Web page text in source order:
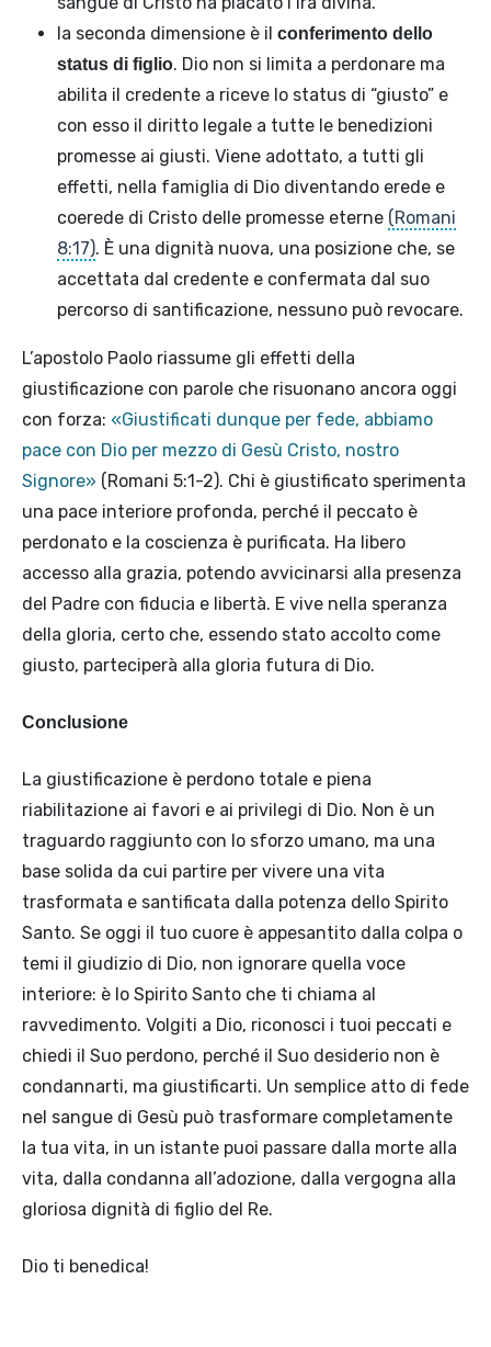
la seconda dimensione è il conferimento dello
status di figlio. Dio non si limita a perdonare ma
abilita il credente a riceve lo status di “giusto” e
con esso il diritto legale a tutte le benedizioni
promesse ai giusti. Viene adottato, a tutti gli
effetti, nella famiglia di Dio diventando erede e
coerede di Cristo delle promesse eterne (Romani
8:17). È una dignità nuova, una posizione che, se
accettata dal credente e confermata dal suo
percorso di santificazione, nessuno può revocare.
L’apostolo Paolo riassume gli effetti della
giustificazione con parole che risuonano ancora oggi
con forza: «Giustificati dunque per fede, abbiamo
pace con Dio per mezzo di Gesù Cristo, nostro
Signore» (Romani 5:1-2). Chi è giustificato sperimenta
una pace interiore profonda, perché il peccato è
perdonato e la coscienza è purificata. Ha libero
accesso alla grazia, potendo avvicinarsi alla presenza
del Padre con fiducia e libertà. E vive nella speranza
della gloria, certo che, essendo stato accolto come
giusto, parteciperà alla gloria futura di Dio.
Conclusione
La giustificazione è perdono totale e piena
riabilitazione ai favori e ai privilegi di Dio. Non è un
traguardo raggiunto con lo sforzo umano, ma una
base solida da cui partire per vivere una vita
trasformata e santificata dalla potenza dello Spirito
Santo. Se oggi il tuo cuore è appesantito dalla colpa o
temi il giudizio di Dio, non ignorare quella voce
interiore: è lo Spirito Santo che ti chiama al
ravvedimento. Volgiti a Dio, riconosci i tuoi peccati e
chiedi il Suo perdono, perché il Suo desiderio non è
condannarti, ma giustificarti. Un semplice atto di fede
nel sangue di Gesù può trasformare completamente
la tua vita, in un istante puoi passare dalla morte alla
vita, dalla condanna all’adozione, dalla vergogna alla
gloriosa dignità di figlio del Re.
Dio ti benedica!